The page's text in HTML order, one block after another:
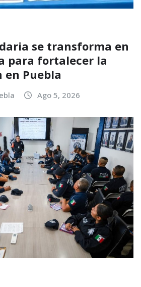
se transforma en
para fortalecer la
Puebla
Ago 5, 2026